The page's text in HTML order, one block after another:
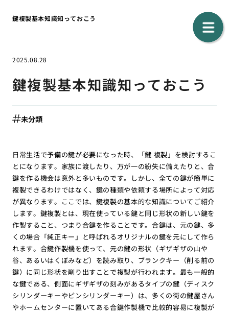
鍵複製基本知識知っておこう
2025.08.28
鍵複製基本知識知っておこう
未分類
日常生活で予備の鍵が必要になった時、「鍵 複製」を検討するこ
とになります。家族に渡したり、万が一の紛失に備えたりと、合
鍵を作る機会は意外と多いものです。しかし、全ての鍵が簡単に
複製できるわけではなく、鍵の種類や依頼する場所によって対応
が異なります。ここでは、鍵複製の基本的な知識についてご紹介
します。鍵複製とは、現在使っている鍵と同じ形状の新しい鍵を
作製すること、つまり合鍵を作ることです。合鍵は、元の鍵、多
くの場合「純正キー」と呼ばれるオリジナルの鍵を元にして作ら
れます。合鍵作製機を使って、元の鍵の形状（ギザギザの山や
谷、あるいはくぼみなど）を読み取り、ブランクキー（削る前の
鍵）に同じ形状を削り出すことで複製が行われます。最も一般的
な鍵である、側面にギザギザの刻みがあるタイプの鍵（ディスク
シリンダーキーやピンシリンダーキー）は、多くの街の鍵屋さん
やホームセンターに置いてある合鍵作製機で比較的容易に複製が